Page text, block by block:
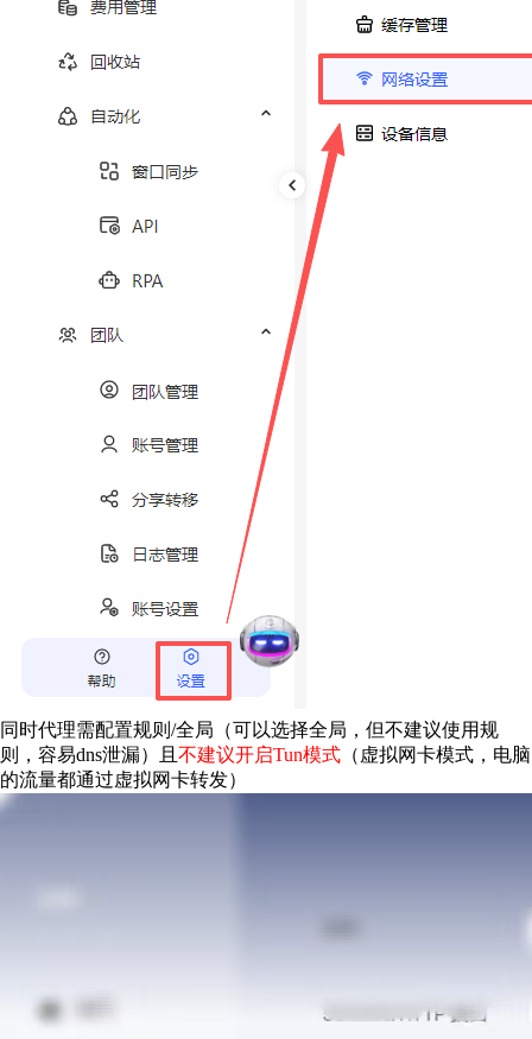
同时代理需配置规则/全局（可以选择全局，但不建议使用规
则，容易dns泄漏）且 不建议开启Tun模式 （虚拟网卡模式，电脑
的流量都通过虚拟网卡转发）